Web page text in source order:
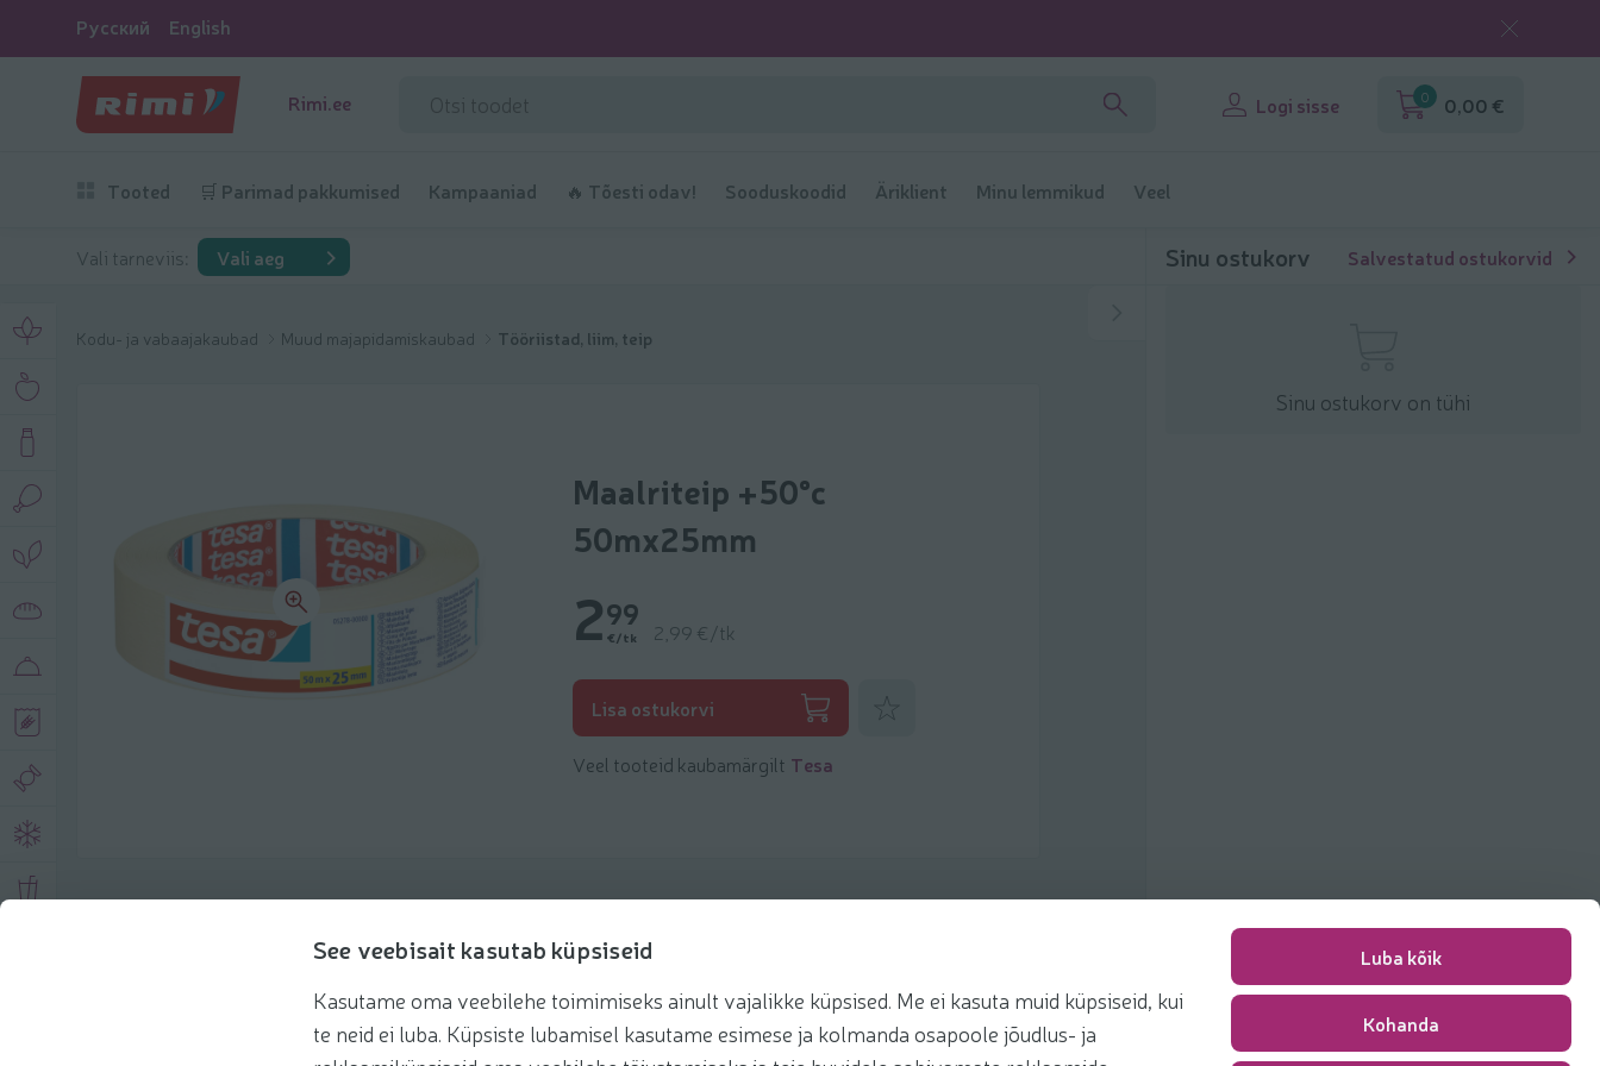
See veebisait kasutab küpsiseid
Kasutame oma veebilehe toimimiseks ainult vajalikke küpsised. Me ei kasuta muid küpsiseid, kui
te neid ei luba. Küpsiste lubamisel kasutame esimese ja kolmanda osapoole jõudlus- ja
Luba kõik
Kohanda
Русский English
Rimi.ee Logi sisse 0 0,00 €
Tooted 🛒 Parimad pakkumised Kampaaniad 🔥 Tõesti odav! Sooduskoodid Äriklient Minu lemmikud Veel
Vali tarneviis: Vali aeg
Kodu- ja vabaajakaubad Muud majapidamiskaubad Tööriistad, liim, teip
Maalriteip +50°c
50mx25mm
299
€/tk 2,99 €/tk
Lisa ostukorvi
Veel tooteid kaubamärgilt Tesa
Soovitatud tooted
Sinu ostukorv Salvestatud ostukorvid
Sinu ostukorv on tühi